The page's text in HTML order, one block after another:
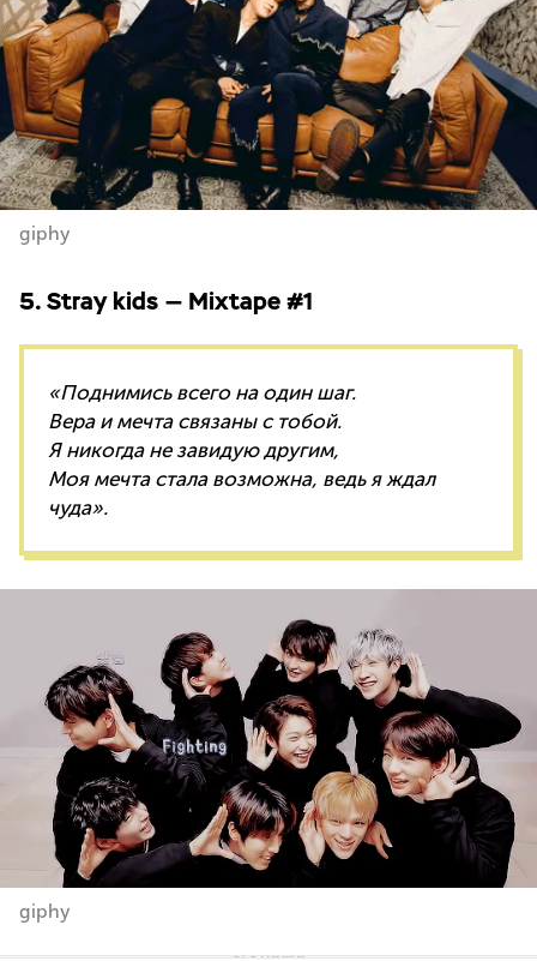
giphy
5. Stray kids — Mixtape #1
«Поднимись всего на один шаг.
Вера и мечта связаны с тобой.
Я никогда не завидую другим,
Моя мечта стала возможна, ведь я ждал
чуда».
giphy